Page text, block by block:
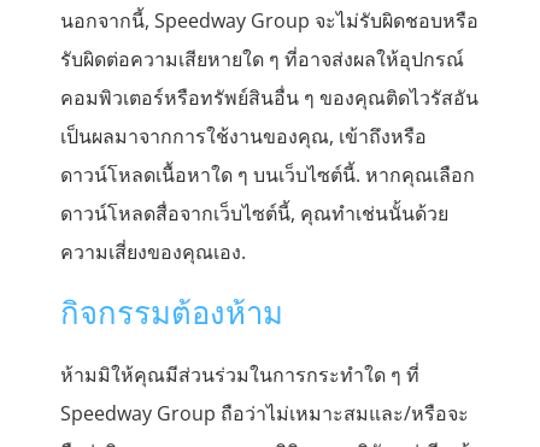
นอกจากนี้, Speedway Group จะไม่รับผิดชอบหรือ
รับผิดต่อความเสียหายใด ๆ ที่อาจส่งผลให้อุปกรณ์
คอมพิวเตอร์หรือทรัพย์สินอื่น ๆ ของคุณติดไวรัสอัน
เป็นผลมาจากการใช้งานของคุณ, เข้าถึงหรือ
ดาวน์โหลดเนื้อหาใด ๆ บนเว็บไซต์นี้. หากคุณเลือก
ดาวน์โหลดสื่อจากเว็บไซต์นี้, คุณทำเช่นนั้นด้วย
ความเสี่ยงของคุณเอง.
กิจกรรมต้องห้าม
ห้ามมิให้คุณมีส่วนร่วมในการกระทำใด ๆ ที่
Speedway Group ถือว่าไม่เหมาะสมและ/หรือจะ